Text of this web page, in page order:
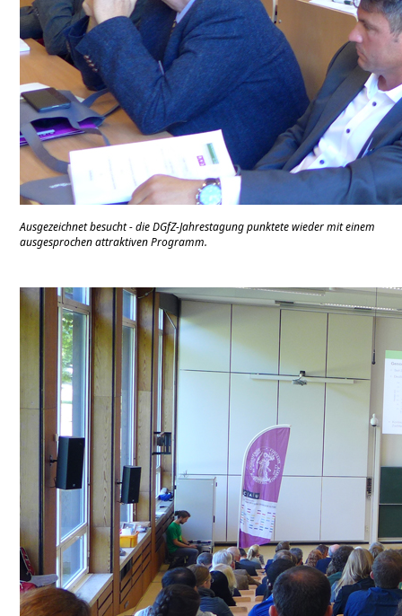
Ausgezeichnet besucht - die DGfZ-Jahrestagung punktete wieder mit einem
ausgesprochen attraktiven Programm.